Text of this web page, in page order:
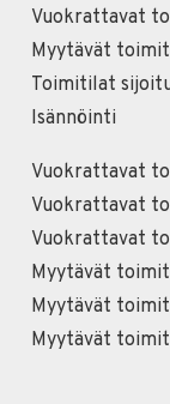
Vuokrattavat
Myytävät
Toimitilat
Isännöinti
Vuokrattavat
Vuokrattavat
Vuokrattavat
Myytävät
Myytävät
Myytävät